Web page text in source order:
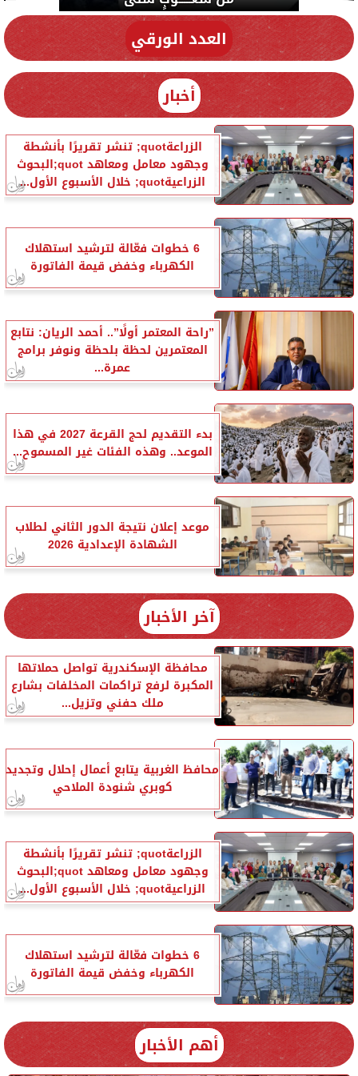
العدد الورقي
أخبار
الزراعةquot; تنشر تقريرًا بأنشطة
وجهود معامل ومعاهد quot;البحوث
الزراعيةquot; خلال الأسبوع الأول...
6 خطوات فعّالة لترشيد استهلاك
الكهرباء وخفض قيمة الفاتورة
”راحة المعتمر أولًا”.. أحمد الريان: نتابع
المعتمرين لحظة بلحظة ونوفر برامج
عمرة...
بدء التقديم لحج القرعة 2027 في هذا
الموعد.. وهذه الفئات غير المسموح...
موعد إعلان نتيجة الدور الثاني لطلاب
الشهادة الإعدادية 2026
آخر الأخبار
محافظة الإسكندرية تواصل حملاتها
المكبرة لرفع تراكمات المخلفات بشارع
ملك حفني وتزيل...
محافظ الغربية يتابع أعمال إحلال وتجديد
كوبري شنودة الملاحي
الزراعةquot; تنشر تقريرًا بأنشطة
وجهود معامل ومعاهد quot;البحوث
الزراعيةquot; خلال الأسبوع الأول...
6 خطوات فعّالة لترشيد استهلاك
الكهرباء وخفض قيمة الفاتورة
أهم الأخبار